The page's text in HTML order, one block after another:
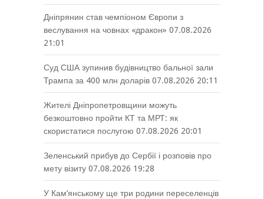
Дніпрянин став чемпіоном Європи з
веслування на човнах «дракон» 07.08.2026
21:01
Суд США зупинив будівництво бальної зали
Трампа за 400 млн доларів 07.08.2026 20:11
Жителі Дніпропетровщини можуть
безкоштовно пройти КТ та МРТ: як
скористатися послугою 07.08.2026 20:01
Зеленський прибув до Сербії і розповів про
мету візиту 07.08.2026 19:28
У Кам’янському ще три родини переселенців